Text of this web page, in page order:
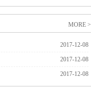
MORE >
2017-12-08
2017-12-08
2017-12-08